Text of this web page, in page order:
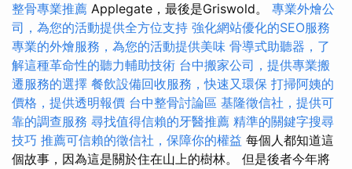
整骨專業推薦 Applegate，最後是Griswold。 專業外燴公
司，為您的活動提供全方位支持 強化網站優化的SEO服務
專業的外燴服務，為您的活動提供美味 骨導式助聽器，了
解這種革命性的聽力輔助技術 台中搬家公司，提供專業搬
遷服務的選擇 餐飲設備回收服務，快速又環保 打掃阿姨的
價格，提供透明報價 台中整骨討論區 基隆徵信社，提供可
靠的調查服務 尋找值得信賴的牙醫推薦 精準的關鍵字搜尋
技巧 推薦可信賴的徵信社，保障你的權益 每個人都知道這
個故事，因為這是關於住在山上的樹林。 但是後者今年將